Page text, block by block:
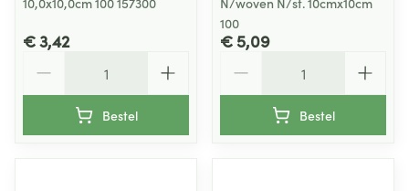
€ 3,42
Bestel
100
€ 5,09
Bestel